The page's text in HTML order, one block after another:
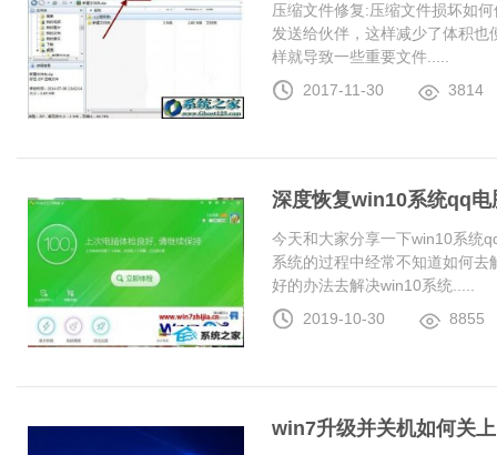
压缩文件修复:压缩文件损坏如
发送给伙伴，这样减少了体积
样就导致一些重要文件.....
2017-11-30
3814
深度恢复win10系统qq
今天和大家分享一下win10系统
系统的过程中经常不知道如何
好的办法去解决win10系统.....
2019-10-30
8855
win7升级并关机如何关上